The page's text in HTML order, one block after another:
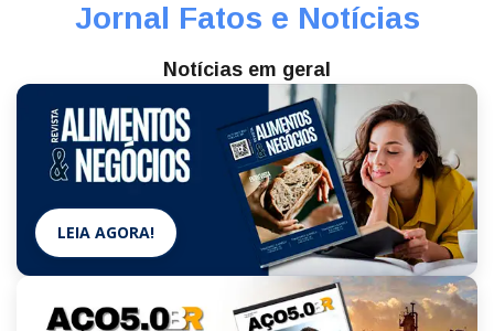
Jornal Fatos e Notícias
Notícias em geral
LEIA AGORA!